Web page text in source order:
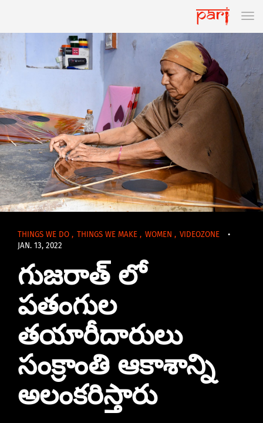
THINGS WE DO , THINGS WE MAKE , WOMEN , VIDEOZONE
•
JAN. 13, 2022
గుజరాత్ లో
పతంగుల
తయారీదారులు
సంక్రాంతి ఆకాశాన్ని
అలంకరిస్తారు